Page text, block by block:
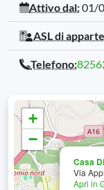
Attivo dal:01/
ASL di
Telefono:
Casa
Via
Apri in
+
−